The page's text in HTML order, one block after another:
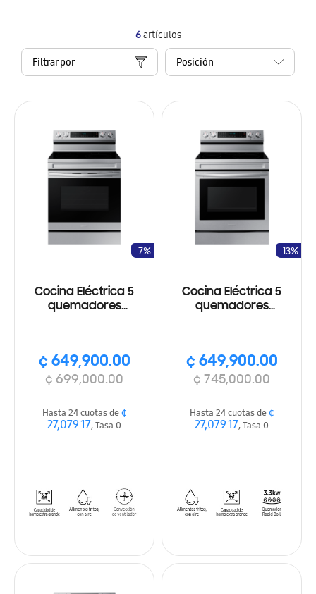
6artículos
Filtrar por
Cocina Eléctrica 5
quemadores
Convection
¢ 649,900.00
¢ 699,000.00
-7%
Hasta 24 cuotas de¢
27,079.17, Tasa 0
Cocina Eléctrica 5
quemadores
plancha de cocimiento,
True Convection
¢ 649,900.00
¢ 745,000.00
-13%
Hasta 24 cuotas de¢
27,079.17, Tasa 0